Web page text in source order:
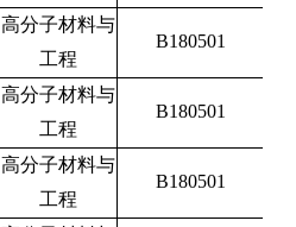
高分子材料与
工程
B180501
高分子材料与
工程
B180501
高分子材料与
工程
B180501